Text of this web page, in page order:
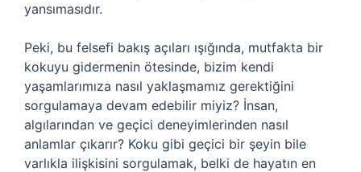
yansımasıdır.
Peki, bu felsefi bakış açıları ışığında, mutfakta bir
kokuyu gidermenin ötesinde, bizim kendi
yaşamlarımıza nasıl yaklaşmamız gerektiğini
sorgulamaya devam edebilir miyiz? İnsan,
algılarından ve geçici deneyimlerinden nasıl
anlamlar çıkarır? Koku gibi geçici bir şeyin bile
varlıkla ilişkisini sorgulamak, belki de hayatın en